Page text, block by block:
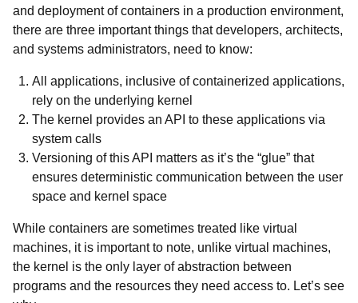
and deployment of containers in a production environment,
there are three important things that developers, architects,
and systems administrators, need to know:
All applications, inclusive of containerized applications,
rely on the underlying kernel
The kernel provides an API to these applications via
system calls
Versioning of this API matters as it’s the “glue” that
ensures deterministic communication between the user
space and kernel space
While containers are sometimes treated like virtual
machines, it is important to note, unlike virtual machines,
the kernel is the only layer of abstraction between
programs and the resources they need access to. Let’s see